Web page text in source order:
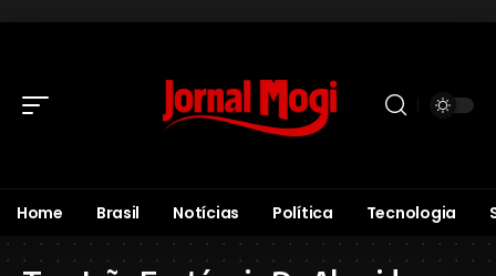
Home Brasil Notícias Política Tecnologia